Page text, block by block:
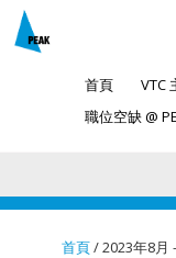
首頁 VTC
職位空缺 @
首頁/ 2023年8月